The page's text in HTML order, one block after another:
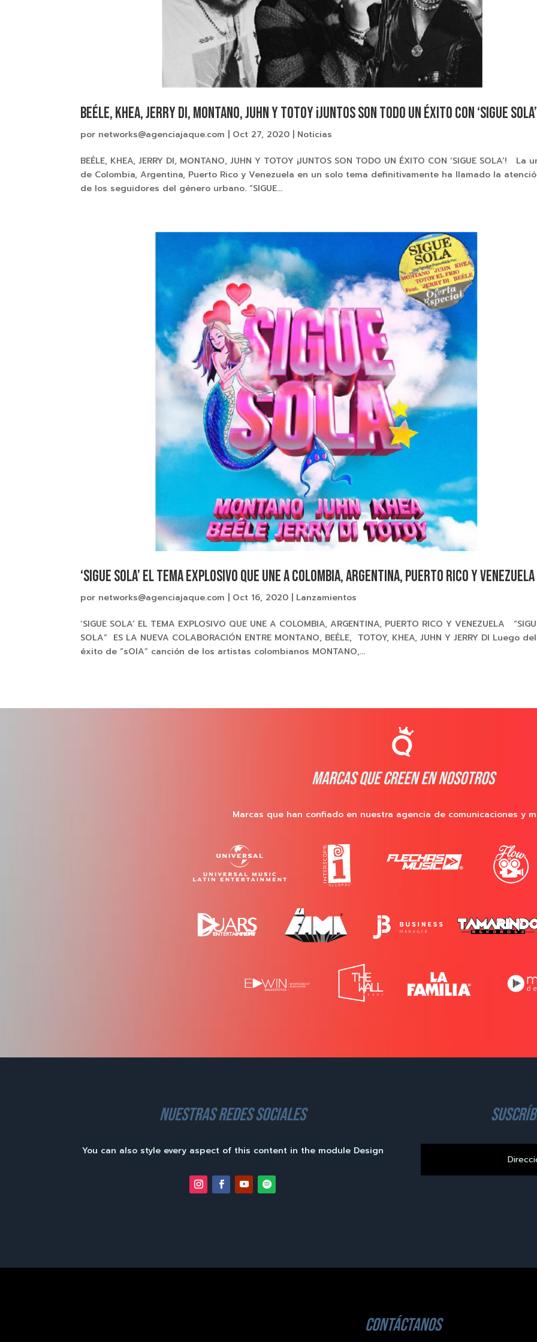
BEÉLE, KHEA, JERRY DI, MONTANO, JUHN Y TOTOY ¡JUNTOS SON TODO UN ÉXITO CON ‘SIGUE
por networks@agenciajaque.com | Oct 27, 2020 | Noticias
BEÉLE, KHEA, JERRY DI, MONTANO, JUHN Y TOTOY ¡JUNTOS SON TODO UN ÉXITO CON ‘SIGUE SOLA’! La
de Colombia, Argentina, Puerto Rico y Venezuela en un solo tema definitivamente ha llamado la
de los seguidores del género urbano. “SIGUE...
‘SIGUE SOLA’ EL TEMA EXPLOSIVO QUE UNE A COLOMBIA, ARGENTINA, PUERTO RICO Y VENEZUELA
por networks@agenciajaque.com Oct 16, 2020 Lanzamientos
‘SIGUE SOLA’ EL TEMA EXPLOSIVO QUE UNE A COLOMBIA, ARGENTINA, PUERTO RICO Y VENEZUELA
SOLA” ES LA NUEVA COLABORACIÓN ENTRE MONTANO, BEÉLE, TOTOY, KHEA, JUHN Y JERRY DI Luego del
éxito de “sOlA” canción de los artistas colombianos MONTANO,...
MARCAS QUE CREEN EN NOSOTROS
Marcas que han confiado en nuestra agencia de comunicaciones y
nuestras redes sociales
You can also style every aspect of this content in the module Design
contáctanos